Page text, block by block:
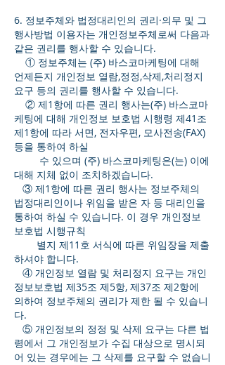
6. 정보주체와 법정대리인의 권리·의무 및 그
행사방법 이용자는 개인정보주체로써 다음과
같은 권리를 행사할 수 있습니다.
① 정보주체는 (주) 바스코마케팅에 대해
언제든지 개인정보 열람,정정,삭제,처리정지
요구 등의 권리를 행사할 수 있습니다.
② 제1항에 따른 권리 행사는(주) 바스코마
케팅에 대해 개인정보 보호법 시행령 제41조
제1항에 따라 서면, 전자우편, 모사전송(FAX)
등을 통하여 하실
수 있으며 (주) 바스코마케팅은(는) 이에
대해 지체 없이 조치하겠습니다.
③ 제1항에 따른 권리 행사는 정보주체의
법정대리인이나 위임을 받은 자 등 대리인을
통하여 하실 수 있습니다. 이 경우 개인정보
보호법 시행규칙
별지 제11호 서식에 따른 위임장을 제출
하셔야 합니다.
④ 개인정보 열람 및 처리정지 요구는 개인
정보보호법 제35조 제5항, 제37조 제2항에
의하여 정보주체의 권리가 제한 될 수 있습니
다.
⑤ 개인정보의 정정 및 삭제 요구는 다른 법
령에서 그 개인정보가 수집 대상으로 명시되
어 있는 경우에는 그 삭제를 요구할 수 없습니